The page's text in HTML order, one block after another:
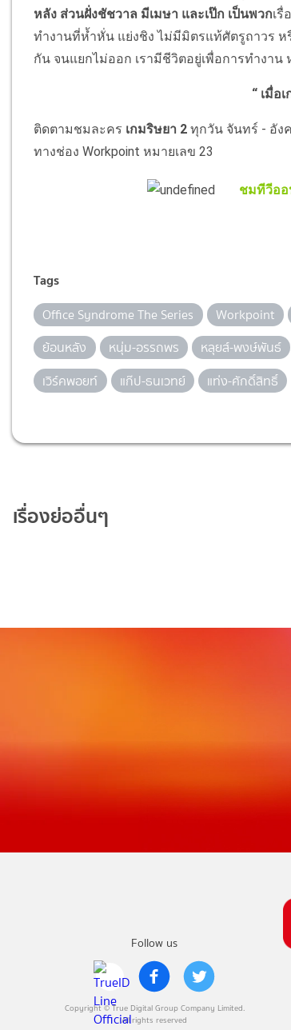
หลัง ส่วนฝั่งชัชวาล มีเมษา และเป๊ก เป็นพวกเรื่
ทำงานที่ห้ำหั่น แย่งชิง ไม่มีมิตรแท้ศัตรูถาวร
กัน จนแยกไม่ออก เรามีชีวิตอยู่เพื่อการทำงา
“ เมื่อ
ติดตามชมละคร เกมริษยา 2 ทุกวัน จันทร์ - อัง
ทางช่อง Workpoint หมายเลข 23
ชมทีวีออ
Tags
Office Syndrome The Series Workpoint
ย้อนหลัง
หนุ่ม-อรรถพร หลุยส์-พงษ์พันธ์
เวิร์คพอยท์
แก๊ป-ธนเวทย์ แท่ง-ศักดิ์สิทธิ์
เรื่องย่ออื่นๆ
Follow us
Copyright © True Digital Group Company Limited.
All rights reserved